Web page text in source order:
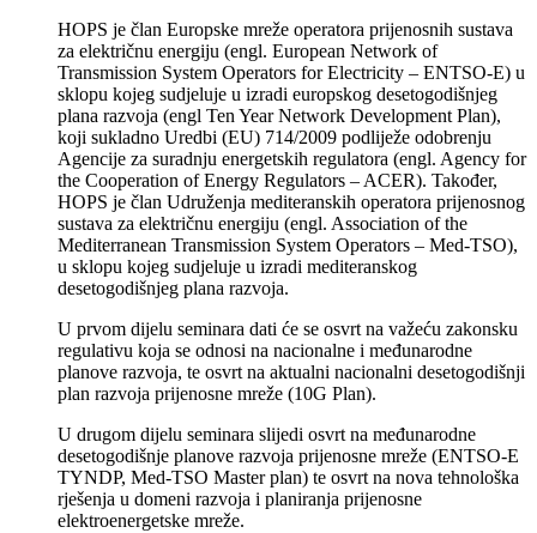
HOPS je član Europske mreže operatora prijenosnih sustava
za električnu energiju (engl. European Network of
Transmission System Operators for Electricity – ENTSO-E) u
sklopu kojeg sudjeluje u izradi europskog desetogodišnjeg
plana razvoja (engl Ten Year Network Development Plan),
koji sukladno Uredbi (EU) 714/2009 podliježe odobrenju
Agencije za suradnju energetskih regulatora (engl. Agency for
the Cooperation of Energy Regulators – ACER). Također,
HOPS je član Udruženja mediteranskih operatora prijenosnog
sustava za električnu energiju (engl. Association of the
Mediterranean Transmission System Operators – Med-TSO),
u sklopu kojeg sudjeluje u izradi mediteranskog
desetogodišnjeg plana razvoja.
U prvom dijelu seminara dati će se osvrt na važeću zakonsku
regulativu koja se odnosi na nacionalne i međunarodne
planove razvoja, te osvrt na aktualni nacionalni desetogodišnji
plan razvoja prijenosne mreže (10G Plan).
U drugom dijelu seminara slijedi osvrt na međunarodne
desetogodišnje planove razvoja prijenosne mreže (ENTSO-E
TYNDP, Med-TSO Master plan) te osvrt na nova tehnološka
rješenja u domeni razvoja i planiranja prijenosne
elektroenergetske mreže.